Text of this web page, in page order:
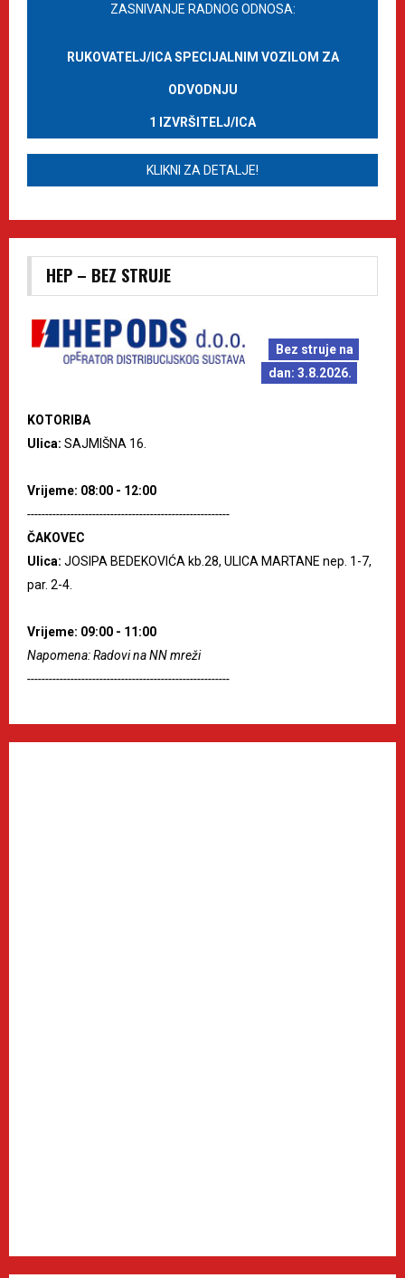
ZASNIVANJE RADNOG ODNOSA:
RUKOVATELJ/ICA SPECIJALNIM VOZILOM ZA
ODVODNJU
1 IZVRŠITELJ/ICA
KLIKNI ZA DETALJE!
HEP – BEZ STRUJE
Bez struje na
dan: 3.8.2026.
KOTORIBA
Ulica: SAJMIŠNA 16.
Vrijeme: 08:00 - 12:00
--------------------------------------------------------
ČAKOVEC
Ulica: JOSIPA BEDEKOVIĆA kb.28, ULICA MARTANE nep. 1-7,
par. 2-4.
Vrijeme: 09:00 - 11:00
Napomena: Radovi na NN mreži
--------------------------------------------------------